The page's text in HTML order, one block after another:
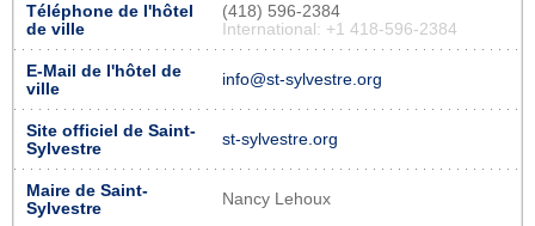
Téléphone de l'hôtel
de ville
(418) 596-2384
International: +1 418-596-2384
E-Mail de l'hôtel de
ville
info@st-sylvestre.org
Site officiel de Saint-
Sylvestre
st-sylvestre.org
Maire de Saint-
Sylvestre
Nancy Lehoux